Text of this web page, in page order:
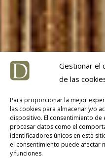
Gestionar el
de las
Para proporcionar la mejor
las cookies para almacenar y/o
dispositivo. El consentimiento
procesar datos como el
identificadores únicos en este
el consentimiento puede afectar
y funciones.